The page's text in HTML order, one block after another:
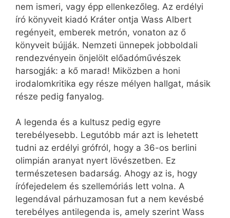
nem ismeri, vagy épp ellenkezőleg. Az erdélyi
író könyveit kiadó Kráter ontja Wass Albert
regényeit, emberek metrón, vonaton az ő
könyveit bújják. Nemzeti ünnepek jobboldali
rendezvényein önjelölt előadóművészek
harsogják: a kő marad! Miközben a honi
irodalomkritika egy része mélyen hallgat, másik
része pedig fanyalog.
A legenda és a kultusz pedig egyre
terebélyesebb. Legutóbb már azt is lehetett
tudni az erdélyi grófról, hogy a 36-os berlini
olimpián aranyat nyert lövészetben. Ez
természetesen badarság. Ahogy az is, hogy
írófejedelem és szellemóriás lett volna. A
legendával párhuzamosan fut a nem kevésbé
terebélyes antilegenda is, amely szerint Wass